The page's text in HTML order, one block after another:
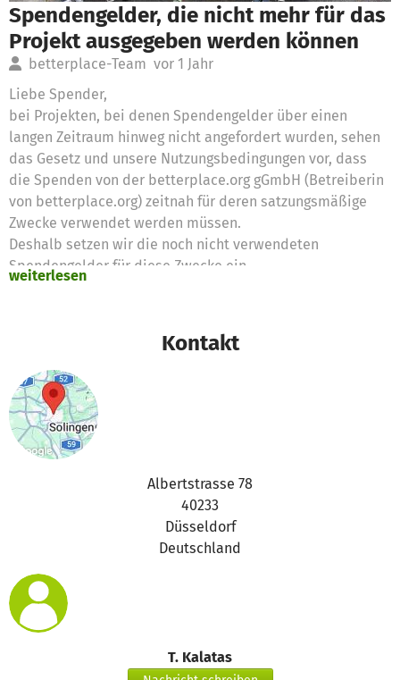
Spendengelder, die nicht mehr für das
Projekt ausgegeben werden können
betterplace-Team vor 1 Jahr
Liebe Spender,
bei Projekten, bei denen Spendengelder über einen
langen Zeitraum hinweg nicht angefordert wurden, sehen
das Gesetz und unsere Nutzungsbedingungen vor, dass
die Spenden von der betterplace.org gGmbH (Betreiberin
von betterplace.org) zeitnah für deren satzungsmäßige
Zwecke verwendet werden müssen.
Deshalb setzen wir die noch nicht verwendeten
Spendengelder für diese Zwecke ein
weiterlesen
Kontakt
Albertstrasse 78
40233
Düsseldorf
Deutschland
T. Kalatas